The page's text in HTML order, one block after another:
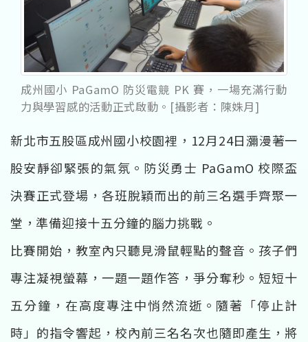
成州國小 PaGamO 防災電競 PK 賽，一場充滿行動
力與學習感的活動正式啟動。[攝影者：陳姝月]
新北市五股區成州國小校園裡，12月24日瀰漫著一
股安靜卻緊張的氣氛。防災勇士 PaGamO 校際盃
決賽正式登場，各班脫穎而出的前三名選手齊聚一
堂，準備迎接十五分鐘的腦力挑戰。
比賽開始，教室內只聽見滑鼠輕點的聲音。孩子們
專注凝視螢幕，一題一題作答，爭分奪秒。短短十
五分鐘，在高度專注中悄然流逝。隨著「停止計
時」的指令響起，校內前三名名次也隨即產生，將